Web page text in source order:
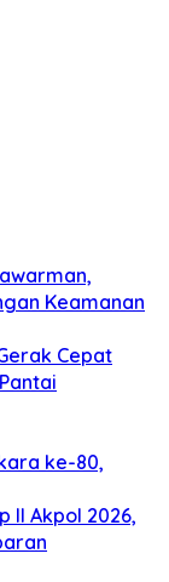
Keamanan
Cepat
ke-80,
II Akpol 2026,